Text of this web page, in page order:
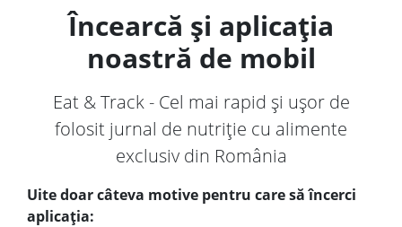
Încearcă și aplicația
noastră de mobil
Eat & Track - Cel mai rapid și ușor de
folosit jurnal de nutriție cu alimente
exclusiv din România
Uite doar câteva motive pentru care să încerci
aplicația: